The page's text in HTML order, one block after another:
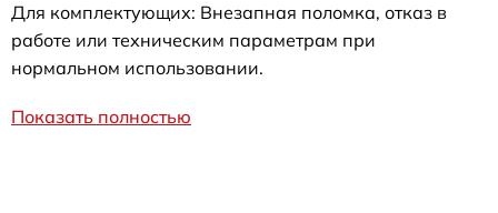
Для комплектующих: Внезапная поломка, отказ в
работе или техническим параметрам при
нормальном использовании.
Показать полностью